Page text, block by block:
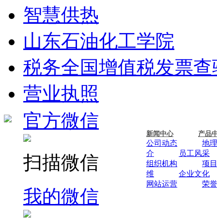
智慧供热
山东石油化工学院
税务全国增值税发票
营业执照
新闻中心 产品
公司动态
地
介
员工风采
组织机构
项
维
企业文化
网站运营
荣
官方微信
扫描微信
我的微信